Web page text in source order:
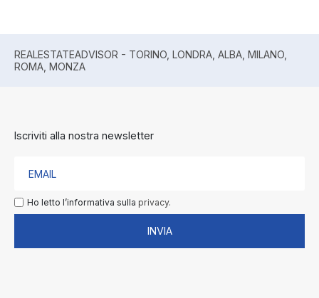
REALESTATEADVISOR - TORINO, LONDRA, ALBA, MILANO,
ROMA, MONZA
Iscriviti alla nostra newsletter
Ho letto l’informativa sulla privacy.
INVIA